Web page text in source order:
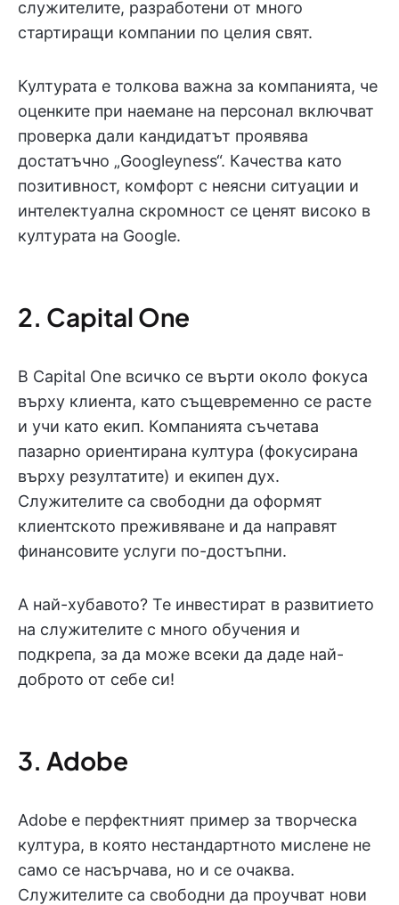
служителите, разработени от много
стартиращи компании по целия свят.
Културата е толкова важна за компанията, че
оценките при наемане на персонал включват
проверка дали кандидатът проявява
достатъчно „Googleyness“. Качества като
позитивност, комфорт с неясни ситуации и
интелектуална скромност се ценят високо в
културата на Google.
2. Capital One
В Capital One всичко се върти около фокуса
върху клиента, като същевременно се растe
и учи като екип. Компанията съчетава
пазарно ориентирана култура (фокусирана
върху резултатите) и екипен дух.
Служителите са свободни да оформят
клиентското преживяване и да направят
финансовите услуги по-достъпни.
А най-хубавото? Те инвестират в развитието
на служителите с много обучения и
подкрепа, за да може всеки да даде най-
доброто от себе си!
3. Adobe
Adobe е перфектният пример за творческа
култура, в която нестандартното мислене не
само се насърчава, но и се очаква.
Служителите са свободни да проучват нови